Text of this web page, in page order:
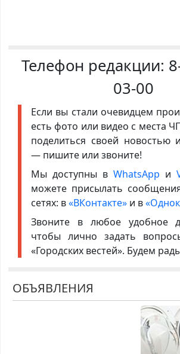
Телефон редакции:
03-00
Если вы стали очевидцем
есть фото или видео с места
поделиться своей новостью
— пишите или звоните!
Мы доступны в WhatsApp и
можете присылать
сетях: в«ВКонтакте»и в
Звоните в любое удобное
чтобы лично задать
«Городских вестей». Будем
ОБЪЯВЛЕНИЯ